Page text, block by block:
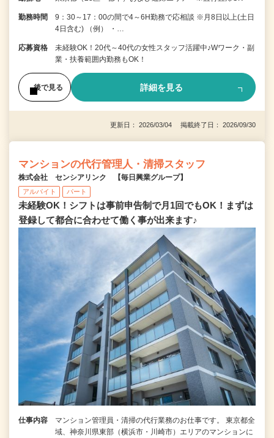
勤務時間
9：30～17：00の間で4～6H勤務で応相談 ※月8日以上(土日
4日含む) （例） ・…
応募資格
未経験OK！20代～40代の女性スタッフ活躍中♪Wワーク・副
業・扶養範囲内勤務もOK！
後で見る 詳細を見る
更新日： 2026/03/04 掲載終了日： 2026/09/30
マンションの代行管理人・清掃スタッフ
株式会社 センシアリンク 【毎日興業グループ】
アルバイト パート
未経験OK！シフトは事前申告制で月1回でもOK！まずは
登録して都合に合わせて働く事が出来ます♪
仕事内容
マンション管理員・清掃の代行業務のお仕事です。 東京都全
域、神奈川県東部（横浜市・川崎市）エリアのマンションに